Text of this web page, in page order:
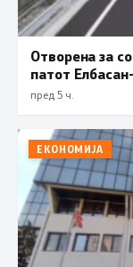
Отворена за
патот
пред 5 ч.
ЕКОНОМИЈА